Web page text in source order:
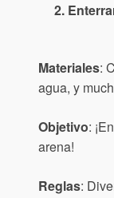
2.
Materiales:
agua, y
Objetivo:
arena!
Reglas: